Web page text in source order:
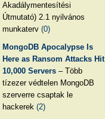
Akadálymentesítési
Útmutató) 2.1 nyilvános
munkaterv(0)
MongoDB Apocalypse Is
Here as Ransom Attacks Hit
10,000 Servers – Több
tízezer védtelen MongoDB
szerverre csaptak le
hackerek(2)